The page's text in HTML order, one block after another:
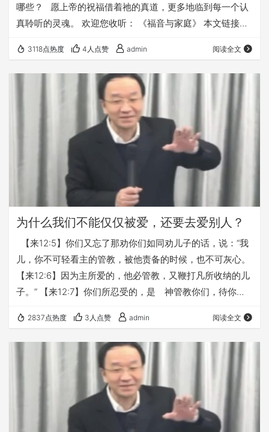
哪些？ 愿上帝的祝福借着祂的真道，更多地临到每一个认
真聆听的灵魂。 欢迎您收听： 《福音与家庭》 本文链接
他，在浏览器里打开）： https://fuyin116.com/ll18 您也可
以点击下面的链接，重温之前的信息： 《基督徒的家庭观》
⚠️⚠️⚠️ 注意 ⚠️⚠️⚠️ 因为微信会有较严苛无理的屏蔽…
3118点热度 4人点赞 admin 阅读全文
为什么我们不能仅仅被爱，还要去爱别人？
【来12:5】你们又忘了那劝你们如同劝儿子的话，说：“我
儿，你不可轻看主的管教，被他责备的时候，也不可灰心。
【来12:6】因为主所爱的，他必管教，又鞭打凡所收纳的儿
子。” 【来12:7】你们所忍受的，是 神管教你们，待你们
击👇 《希伯来书系列讲道 第102讲 管教的三大原则》 本文
链接： https://fuyin116.com/bu27
2837点热度 3人点赞 admin 阅读全文